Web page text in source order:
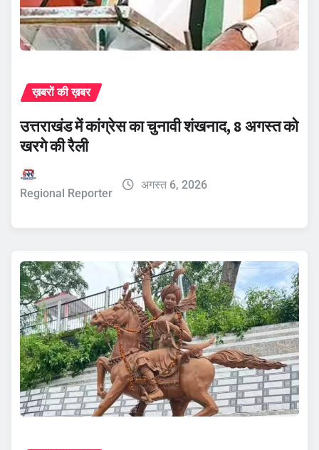
ख़बरों की ख़बर
उत्तराखंड में कांग्रेस का चुनावी शंखनाद, 8 अगस्त को
खरगे की रैली
Regional Reporter
अगस्त 6, 2026